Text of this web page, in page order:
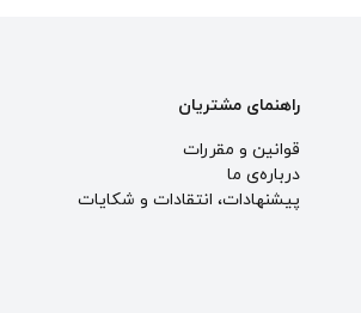
راهنمای مشتریان
قوانین و مقررات
درباره‌ی ما
پيشنهادات، انتقادات و شكايات